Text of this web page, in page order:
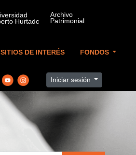
SITIOS DE INTERÉS FONDOS
Iniciar sesión